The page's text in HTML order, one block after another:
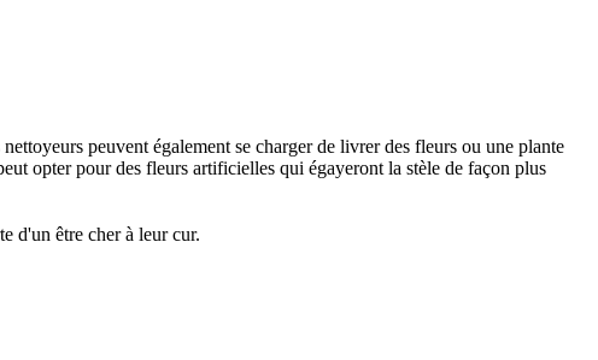
peuvent également se charger de livrer des fleurs ou une plante
opter pour des fleurs artificielles qui égayeront la stèle de façon plus
d'un être cher à leur cur.